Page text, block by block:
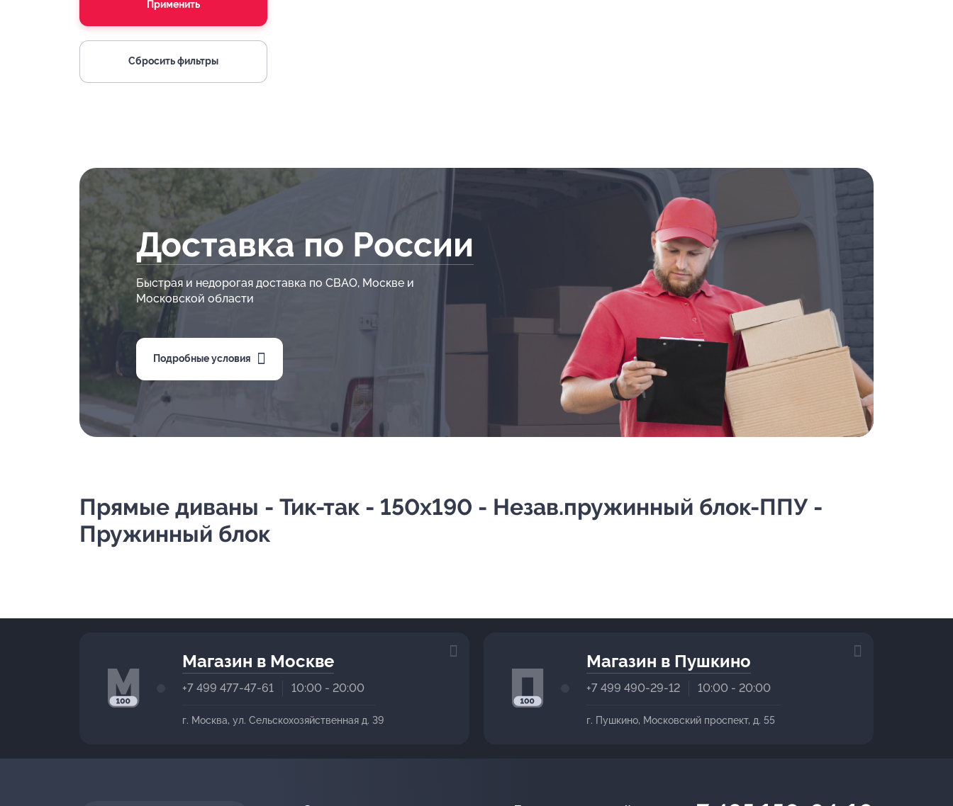
Применить
Сбросить фильтры
Доставка по России
Быстрая и недорогая доставка по СВАО, Москве и
Московской области
Подробные условия
Прямые диваны - Тик-так - 150х190 - Незав.пружинный блок-ППУ -
Пружинный блок
Магазин в Москве
+7 499 477-47-61 10:00 - 20:00
г. Москва, ул. Сельскохозяйственная д. 39
Магазин в Пушкино
+7 499 490-29-12 10:00 - 20:00
г. Пушкино, Московский проспект, д. 55